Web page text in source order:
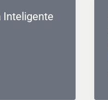
Inteligente